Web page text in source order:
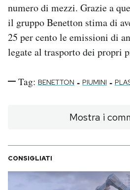
numero di mezzi. Grazie a
il gruppo Benetton stima di
25 per cento le emissioni di
legate al trasporto dei propri
Tag: BENETTON - PIUMINI -
Mostra i
CONSIGLIATI